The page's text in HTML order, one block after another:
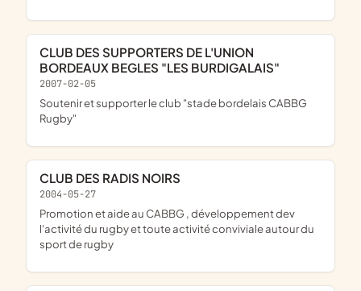
CLUB DES SUPPORTERS DE L'UNION
BORDEAUX BEGLES "LES BURDIGALAIS"
2007-02-05
soutenir et supporter le club "stade bordelais CABBG
Rugby"
CLUB DES RADIS NOIRS
2004-05-27
promotion et aide au CABBG , développement dev
l'activité du rugby et toute activité conviviale autour du
sport de rugby